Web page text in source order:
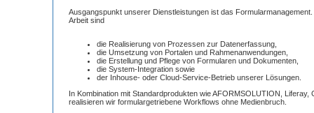
Ausgangspunkt unserer Dienstleistungen ist das
Arbeit sind
die Realisierung von Prozessen zur Datenerfassung,
die Umsetzung von Portalen und Rahmenanwendungen,
die Erstellung und Pflege von Formularen und Dokumenten,
die System-Integration sowie
der Inhouse- oder Cloud-Service-Betrieb unserer Lösungen.
In Kombination mit Standardprodukten wie AFORMSOLUTION, Liferay,
realisieren wir formulargetriebene Workflows ohne Medienbruch.